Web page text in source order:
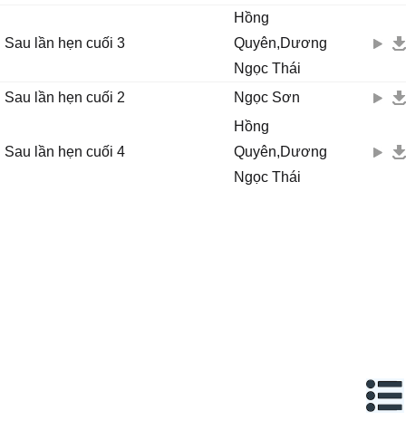
Sau lần hẹn cuối 3
Hồng
Quyên,Dương
Ngọc Thái
Sau lần hẹn cuối 2
Ngọc Sơn
Sau lần hẹn cuối 4
Hồng
Quyên,Dương
Ngọc Thái